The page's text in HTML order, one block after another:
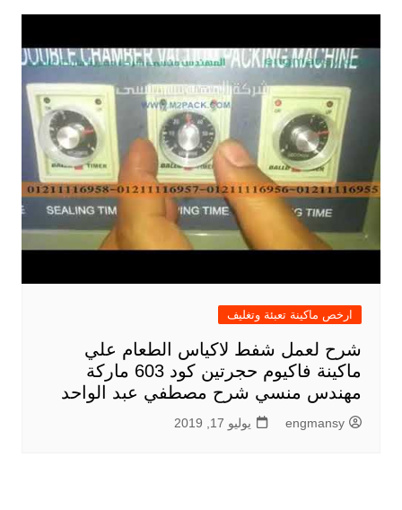
ارخص ماكينة تعبئة وتغليف
شرح لعمل شفط لاكياس الطعام علي
ماكينة فاكيوم حجرتين كود 603 ماركة
مهندس منسي شرح مصطفي عبد الواحد
engmansy يوليو 17, 2019